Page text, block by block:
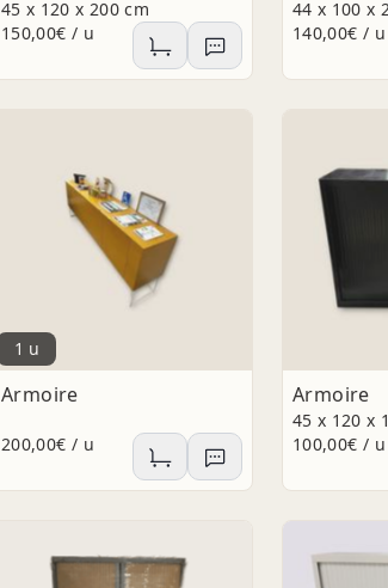
45 x 120 x 200 cm
150,00€ / u
44 x 100 x
140,00€ / u
1 u
Armoire
200,00€ / u
Armoire
45 x 120 x
100,00€ / u